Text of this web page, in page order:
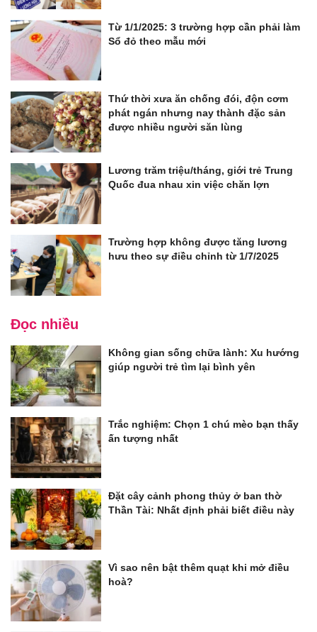
Từ 1/1/2025: 3 trường hợp cần phải làm
Sổ đỏ theo mẫu mới
Thứ thời xưa ăn chống đói, độn cơm
phát ngán nhưng nay thành đặc sản
được nhiều người săn lùng
Lương trăm triệu/tháng, giới trẻ Trung
Quốc đua nhau xin việc chăn lợn
Trường hợp không được tăng lương
hưu theo sự điều chỉnh từ 1/7/2025
Đọc nhiều
Không gian sống chữa lành: Xu hướng
giúp người trẻ tìm lại bình yên
Trắc nghiệm: Chọn 1 chú mèo bạn thấy
ấn tượng nhất
Đặt cây cảnh phong thủy ở ban thờ
Thần Tài: Nhất định phải biết điều này
Vì sao nên bật thêm quạt khi mở điều
hoà?